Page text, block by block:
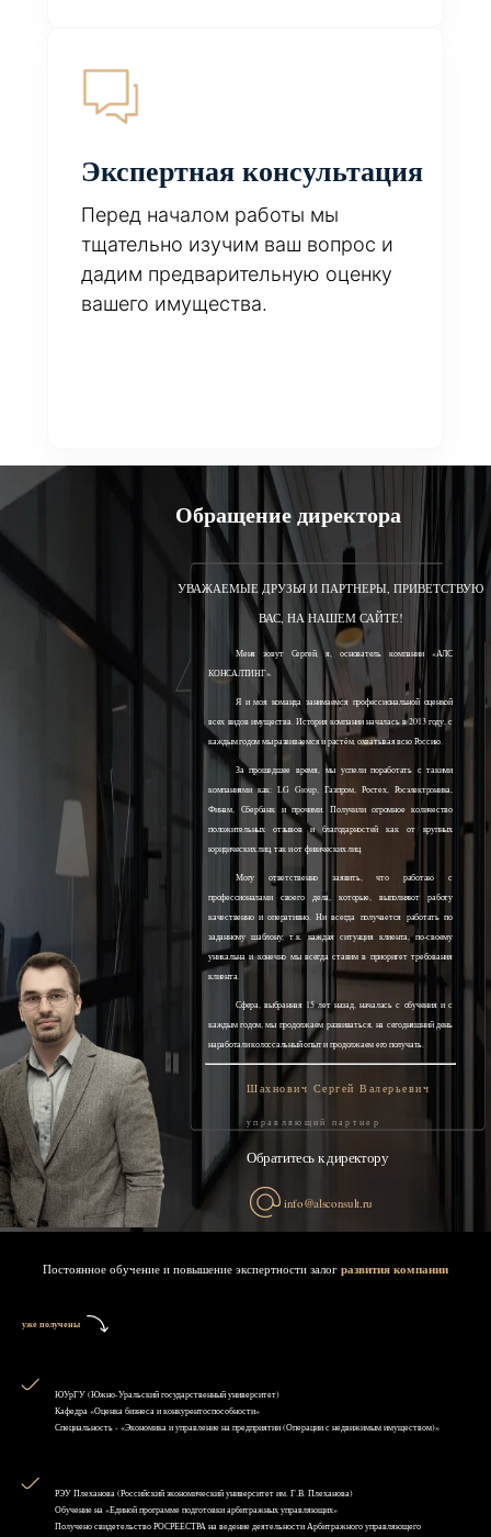
Экспертная консультация
Перед началом работы мы
тщательно изучим ваш вопрос и
дадим предварительную оценку
вашего имущества.
Обращение директора
УВАЖАЕМЫЕ ДРУЗЬЯ И ПАРТНЕРЫ, ПРИВЕТСТВУЮ
ВАС, НА НАШЕМ САЙТЕ!
Меня зовут Сергей, я, основатель компании «АЛС
КОНСАЛТИНГ».
Я и моя команда занимаемся профессиональной оценкой
всех видов имущества. История компании началась в 2013 году, с
каждым годом мы развиваемся и растём, охватывая всю Россию.
За прошедшее время, мы успели поработать с такими
компаниями как: LG Group, Газпром, Ростех, Росэлектроника,
Финам, Сбербанк и прочими. Получили огромное количество
положительных отзывов и благодарностей как от крупных
юридических лиц, так и от физических лиц.
Могу ответственно заявить, что работаю с
профессионалами своего дела, которые, выполняют работу
качественно и оперативно. Ни всегда получается работать по
заданному шаблону, т.к. каждая ситуация клиента, по-своему
уникальна и конечно мы всегда ставим в приоритет требования
клиента.
Сфера, выбранная 15 лет назад, началась с обучения и с
каждым годом, мы продолжаем развиваться, на сегодняшний день
наработали колоссальный опыт и продолжаем его получать.
Шахнович Сергей Валерьевич
управляющий партнер
Обратитесь к директору
info@alsconsult.ru
Постоянное обучение и повышение экспертности залог развития компании
уже получены
ЮУрГУ (Южно-Уральский государственный университет)
Кафедра «Оценка бизнеса и конкурентоспособности»
Специальность - «Экономика и управление на предприятии (Операции с недвижимым имуществом)»
РЭУ Плеханова (Российский экономический университет им. Г.В. Плеханова)
Обучение на «Единой программе подготовки арбитражных управляющих»
Получено свидетельство РОСРЕЕСТРА на ведение деятельности Арбитражного управляющего